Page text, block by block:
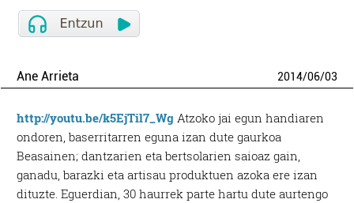
Ane Arrieta 2014/06/03
http://youtu.be/k5EjTil7_Wg Atzoko jai egun handiaren
ondoren, baserritarren eguna izan dute gaurkoa
Beasainen; dantzarien eta bertsolarien saioaz gain,
ganadu, barazki eta artisau produktuen azoka ere izan
dituzte. Eguerdian, 30 haurrek parte hartu dute aurtengo